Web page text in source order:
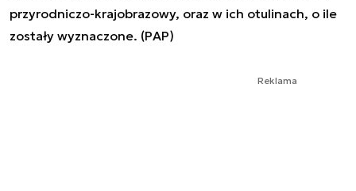
przyrodniczo-krajobrazowy, oraz w ich otulinach, o ile
zostały wyznaczone. (PAP)
Reklama